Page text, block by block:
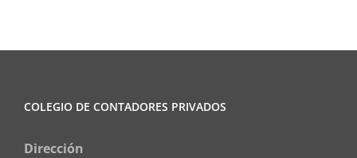
COLEGIO DE CONTADORES PRIVADOS
Dirección